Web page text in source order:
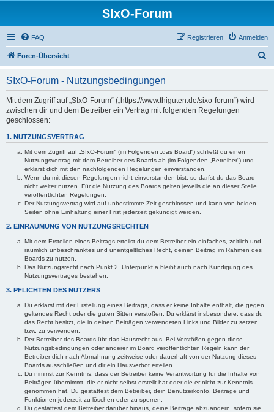
SIxO-Forum
FAQ Anmelden
Registrieren
Foren-Übersicht
SIxO-Forum - Nutzungsbedingungen
Mit dem Zugriff auf „SIxO-Forum“ („https://www.thiguten.de/sixo-forum“) wird
zwischen dir und dem Betreiber ein Vertrag mit folgenden Regelungen
geschlossen:
1. NUTZUNGSVERTRAG
Mit dem Zugriff auf „SIxO-Forum“ (im Folgenden „das Board“) schließt du einen
Nutzungsvertrag mit dem Betreiber des Boards ab (im Folgenden „Betreiber“) und
erklärst dich mit den nachfolgenden Regelungen einverstanden.
Wenn du mit diesen Regelungen nicht einverstanden bist, so darfst du das Board
nicht weiter nutzen. Für die Nutzung des Boards gelten jeweils die an dieser Stelle
veröffentlichten Regelungen.
Der Nutzungsvertrag wird auf unbestimmte Zeit geschlossen und kann von beiden
Seiten ohne Einhaltung einer Frist jederzeit gekündigt werden.
2. EINRÄUMUNG VON NUTZUNGSRECHTEN
Mit dem Erstellen eines Beitrags erteilst du dem Betreiber ein einfaches, zeitlich und
räumlich unbeschränktes und unentgeltliches Recht, deinen Beitrag im Rahmen des
Boards zu nutzen.
Das Nutzungsrecht nach Punkt 2, Unterpunkt a bleibt auch nach Kündigung des
Nutzungsvertrages bestehen.
3. PFLICHTEN DES NUTZERS
Du erklärst mit der Erstellung eines Beitrags, dass er keine Inhalte enthält, die gegen
geltendes Recht oder die guten Sitten verstoßen. Du erklärst insbesondere, dass du
das Recht besitzt, die in deinen Beiträgen verwendeten Links und Bilder zu setzen
bzw. zu verwenden.
Der Betreiber des Boards übt das Hausrecht aus. Bei Verstößen gegen diese
Nutzungsbedingungen oder anderer im Board veröffentlichten Regeln kann der
Betreiber dich nach Abmahnung zeitweise oder dauerhaft von der Nutzung dieses
Boards ausschließen und dir ein Hausverbot erteilen.
Du nimmst zur Kenntnis, dass der Betreiber keine Verantwortung für die Inhalte von
Beiträgen übernimmt, die er nicht selbst erstellt hat oder die er nicht zur Kenntnis
genommen hat. Du gestattest dem Betreiber, dein Benutzerkonto, Beiträge und
Funktionen jederzeit zu löschen oder zu sperren.
Du gestattest dem Betreiber darüber hinaus, deine Beiträge abzuändern, sofern sie